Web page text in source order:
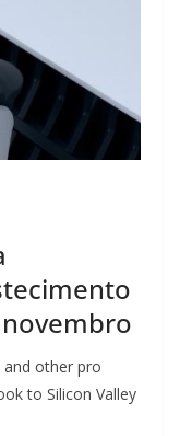
other pro
to Silicon Valley